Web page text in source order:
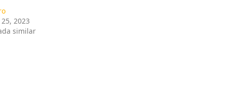
2023
similar